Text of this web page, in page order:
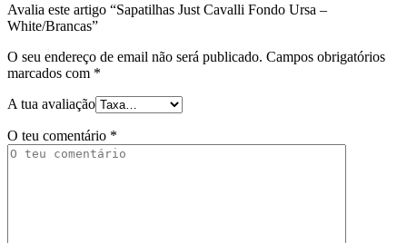
Avalia este artigo “Sapatilhas Just Cavalli Fondo Ursa –
White/Brancas”
O seu endereço de email não será publicado. Campos obrigatórios
marcados com *
A tua avaliação
O teu comentário *